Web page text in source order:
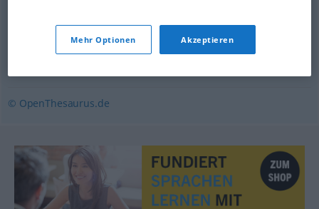
© OpenThesaurus.de
Mehr Optionen Akzeptieren